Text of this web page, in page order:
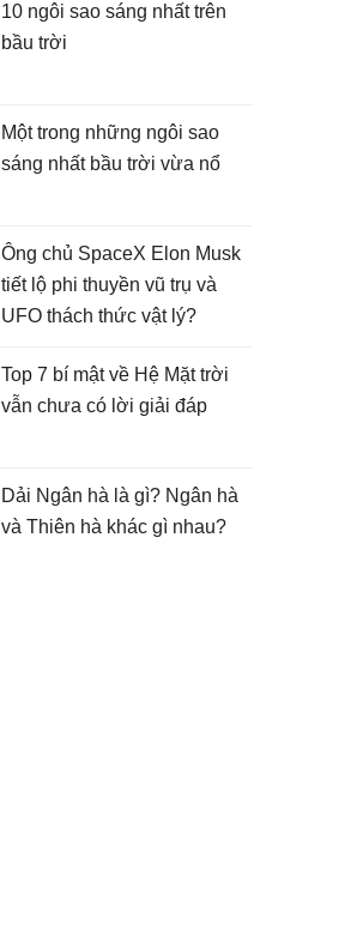
10 ngôi sao sáng nhất trên
bầu trời
Một trong những ngôi sao
sáng nhất bầu trời vừa nổ
Ông chủ SpaceX Elon Musk
tiết lộ phi thuyền vũ trụ và
UFO thách thức vật lý?
Top 7 bí mật về Hệ Mặt trời
vẫn chưa có lời giải đáp
Dải Ngân hà là gì? Ngân hà
và Thiên hà khác gì nhau?